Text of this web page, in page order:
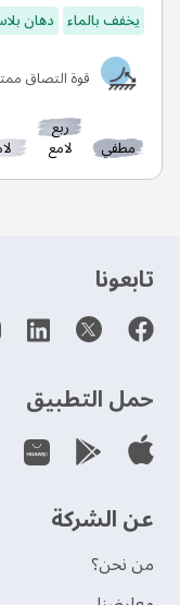
يخفف بالماء دهان
قوة التصاق
مطفي
ربع
لامع
‫تابعونا‬
حمل التطبيق
عن الشركة
من نحن؟